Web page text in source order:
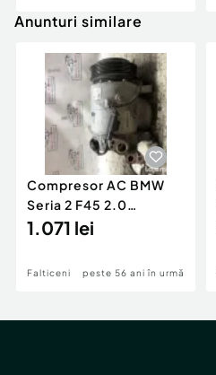
Anunturi similare
Compresor AC BMW
Seria 2 F45 2.0
Motorina 2016
1.071 lei
Falticeni peste 56 ani în urmă